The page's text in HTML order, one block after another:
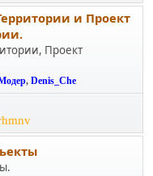
и Проект
Проект
, Denis_Che